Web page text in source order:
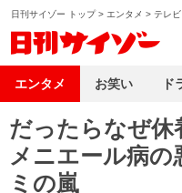
日刊サイゾー トップ> エンタメ > テレビ
だったらなぜ休
メニエール病の
ミの嵐
エンタメ お笑い ド